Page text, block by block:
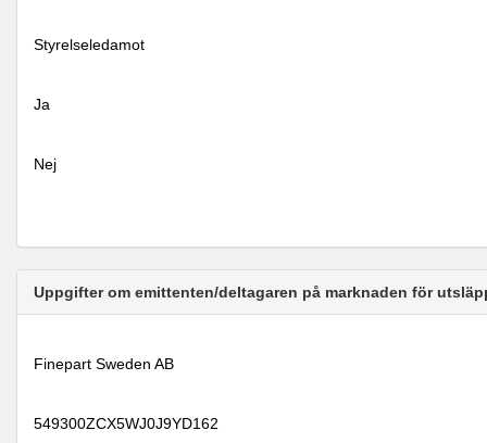
Styrelseledamot
Ja
Nej
Uppgifter om emittenten/deltagaren på marknaden för
Finepart Sweden AB
549300ZCX5WJ0J9YD162